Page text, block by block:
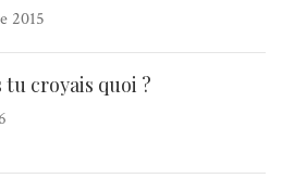
2015
tu croyais quoi ?